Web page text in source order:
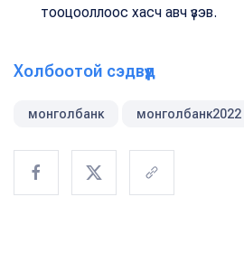
тооцооллоос хасч авч үзэв.
Холбоотой сэдвүүд
монголбанк монголбанк2022